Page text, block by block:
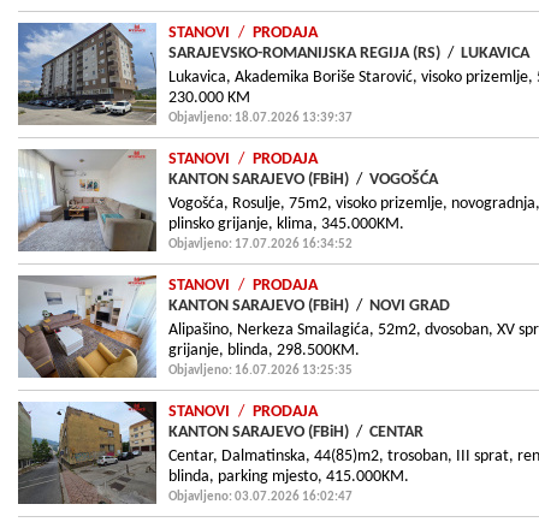
STANOVI / PRODAJA
SARAJEVSKO-ROMANIJSKA REGIJA (RS) / LUKAVICA
Lukavica, Akademika Boriše Starović, visoko
230.000 KM
Objavljeno: 18.07.2026 13:39:37
STANOVI / PRODAJA
KANTON SARAJEVO (FBiH) / VOGOŠĆA
Vogošća, Rosulje, 75m2, visoko prizemlje,
plinsko grijanje, klima, 345.000KM.
Objavljeno: 17.07.2026 16:34:52
STANOVI / PRODAJA
KANTON SARAJEVO (FBiH) / NOVI GRAD
Alipašino, Nerkeza Smailagića, 52m2, dvosoban, XV
grijanje, blinda, 298.500KM.
Objavljeno: 16.07.2026 13:25:35
STANOVI / PRODAJA
KANTON SARAJEVO (FBiH) / CENTAR
Centar, Dalmatinska, 44(85)m2, trosoban, III sprat,
blinda, parking mjesto, 415.000KM.
Objavljeno: 03.07.2026 16:02:47